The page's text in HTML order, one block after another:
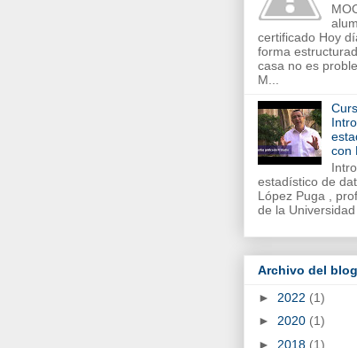
certificado Hoy
forma
casa no es
M...
con
estadístico de
López Puga ,
de la
Archivo del blog
► 2022 (1)
► 2020 (1)
► 2018 (1)